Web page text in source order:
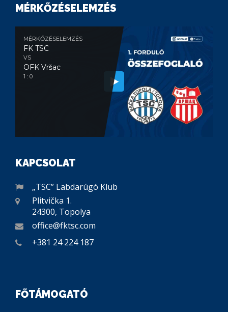
MÉRKŐZÉSELEMZÉS
MÉRKŐZÉSELEMZÉS
FK TSC
VS
OFK Vršac
1 : 0
KAPCSOLAT
„TSC” Labdarúgó Klub
Plitvička 1.
24300, Topolya
office@fktsc.com
+381 24 224 187
FŐTÁMOGATÓ